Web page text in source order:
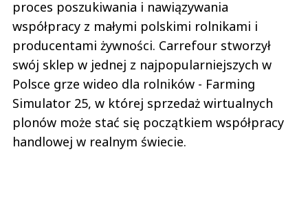
proces poszukiwania i nawiązywania
współpracy z małymi polskimi rolnikami i
producentami żywności. Carrefour stworzył
swój sklep w jednej z najpopularniejszych w
Polsce grze wideo dla rolników - Farming
Simulator 25, w której sprzedaż wirtualnych
plonów może stać się początkiem współpracy
handlowej w realnym świecie.